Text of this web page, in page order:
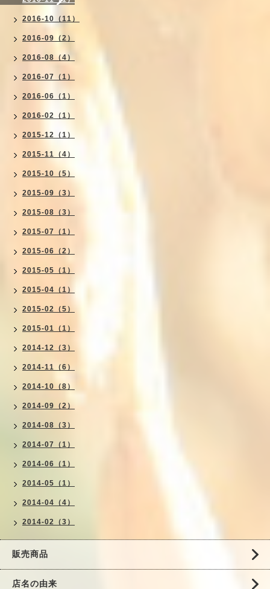
2016-10（11）
2016-09（2）
2016-08（4）
2016-07（1）
2016-06（1）
2016-02（1）
2015-12（1）
2015-11（4）
2015-10（5）
2015-09（3）
2015-08（3）
2015-07（1）
2015-06（2）
2015-05（1）
2015-04（1）
2015-02（5）
2015-01（1）
2014-12（3）
2014-11（6）
2014-10（8）
2014-09（2）
2014-08（3）
2014-07（1）
2014-06（1）
2014-05（1）
2014-04（4）
2014-02（3）
販売商品
店名の由来